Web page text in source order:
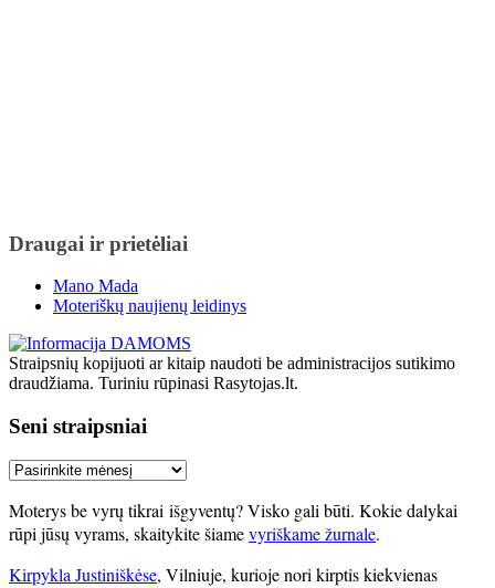
Draugai ir prietėliai
Mano Mada
Moteriškų naujienų leidinys
Straipsnių kopijuoti ar kitaip naudoti be administracijos sutikimo
draudžiama. Turiniu rūpinasi Rasytojas.lt.
Seni straipsniai
Seni
Moterys be vyrų tikrai išgyventų? Visko gali būti. Kokie dalykai
rūpi jūsų vyrams, skaitykite šiamevyriškame žurnale.
Kirpykla Justiniškėse, Vilniuje, kurioje nori kirptis kiekvienas